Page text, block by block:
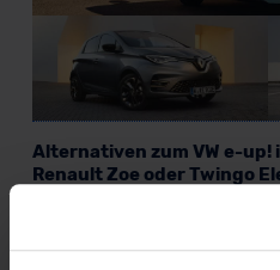
Alternativen zum VW e-up!
Renault Zoe oder Twingo